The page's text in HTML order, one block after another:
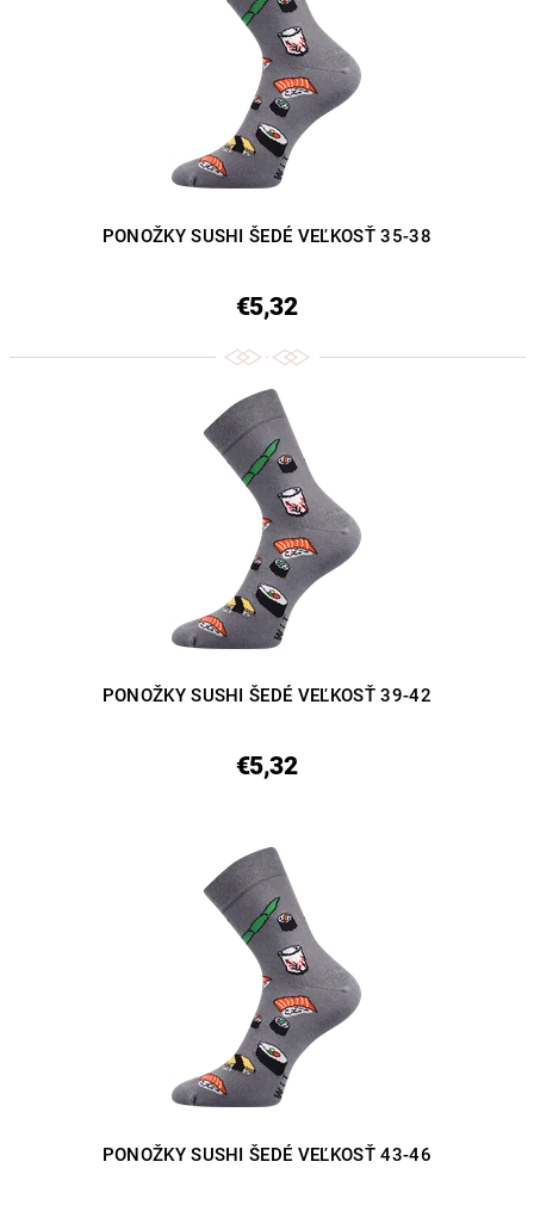
PONOŽKY SUSHI ŠEDÉ VEĽKOSŤ 35-38
€5,32
PONOŽKY SUSHI ŠEDÉ VEĽKOSŤ 39-42
€5,32
PONOŽKY SUSHI ŠEDÉ VEĽKOSŤ 43-46